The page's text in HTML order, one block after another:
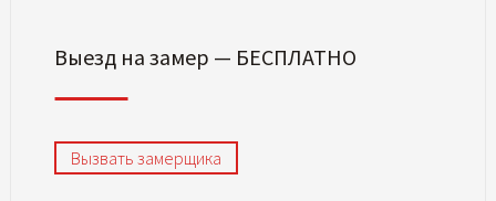
Выезд на замер — БЕСПЛАТНО
Вызвать замерщика